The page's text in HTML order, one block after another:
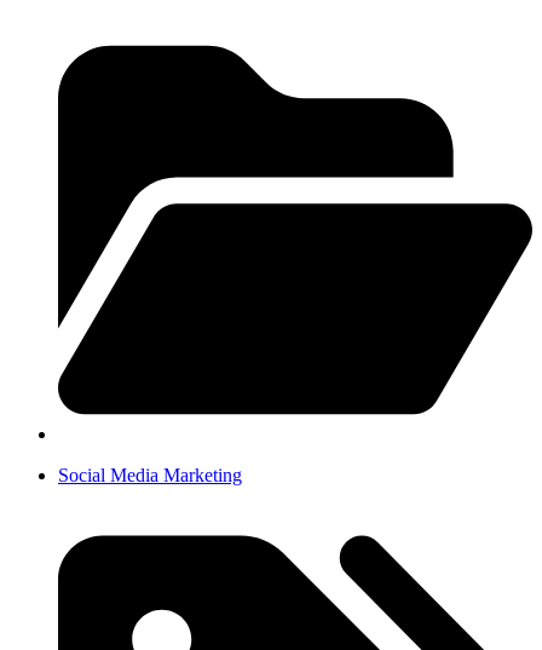
Social Media Marketing